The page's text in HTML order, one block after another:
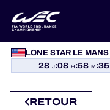
LONE STAR LE MANS
28 J:08 H:58 M:34
À PROPOS DU FIA WEC
ACTUALITÉS
CALENDRIER
RETOUR